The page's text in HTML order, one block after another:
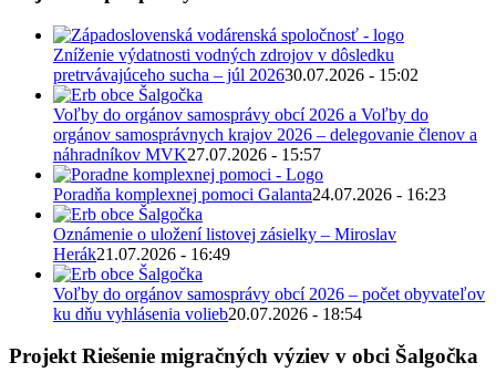
Zníženie výdatnosti vodných zdrojov v dôsledku
pretrvávajúceho sucha – júl 202630.07.2026 - 15:02
Voľby do orgánov samosprávy obcí 2026 a Voľby do
orgánov samosprávnych krajov 2026 – delegovanie členov a
náhradníkov MVK27.07.2026 - 15:57
Poradňa komplexnej pomoci Galanta24.07.2026 - 16:23
Oznámenie o uložení listovej zásielky – Miroslav
Herák21.07.2026 - 16:49
Voľby do orgánov samosprávy obcí 2026 – počet obyvateľov
ku dňu vyhlásenia volieb20.07.2026 - 18:54
Projekt Riešenie migračných výziev v obci Šalgočka